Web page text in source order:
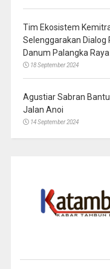
Tim Ekosistem
Selenggarakan Dialog
Danum Palangka Raya
18 September 2024
Agustiar Sabran
Jalan Anoi
14 September 2024